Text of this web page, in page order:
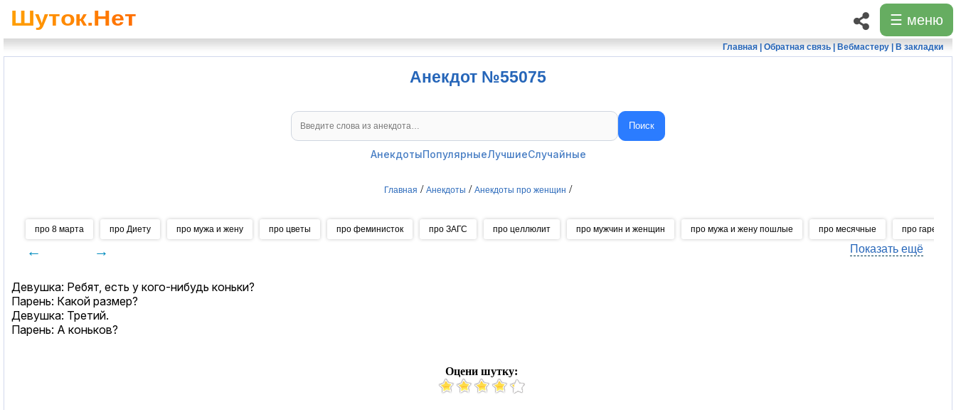
☰ меню
Главная| Обратная связь| Вебмастеру| В закладки
Анекдот №55075
Поиск
АнекдотыПопулярныеЛучшиеСлучайные
Главная / Анекдоты / Анекдоты про женщин /
про 8 марта про Диету про мужа и жену про цветы про феминисток про ЗАГС про целлюлит про мужчин и женщин про мужа и жену пошлые про месячные про гарем
← → Показать ещё
Девушка: Ребят, есть у кого-нибудь коньки?
Парень: Какой размер?
Девушка: Третий.
Парень: А коньков?
Оцени шутку: